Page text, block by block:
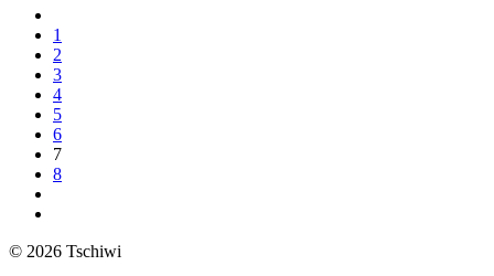
1
2
3
4
5
6
7
8
© 2026 Tschiwi